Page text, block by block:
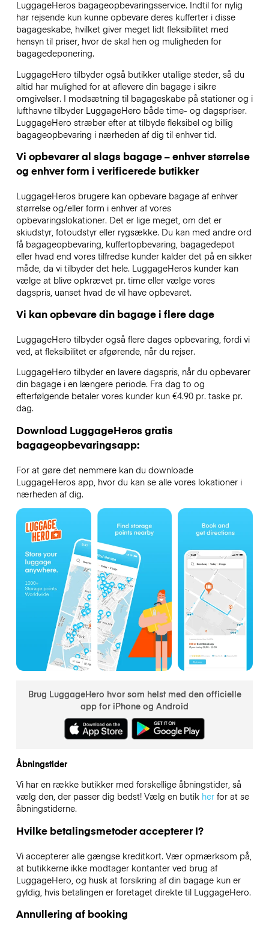
LuggageHeros bagageopbevaringsservice. Indtil for nylig
har rejsende kun kunne opbevare deres kufferter i disse
bagageskabe, hvilket giver meget lidt fleksibilitet med
hensyn til priser, hvor de skal hen og muligheden for
bagagedeponering.
LuggageHero tilbyder også butikker utallige steder, så du
altid har mulighed for at aflevere din bagage i sikre
omgivelser. I modsætning til bagageskabe på stationer og i
lufthavne tilbyder LuggageHero både time- og dagspriser.
LuggageHero stræber efter at tilbyde fleksibel og billig
bagageopbevaring i nærheden af dig til enhver tid.
Vi opbevarer al slags bagage – enhver størrelse
og enhver form i verificerede butikker
LuggageHeros brugere kan opbevare bagage af enhver
størrelse og/eller form i enhver af vores
opbevaringslokationer. Det er lige meget, om det er
skiudstyr, fotoudstyr eller rygsække. Du kan med andre ord
få bagageopbevaring, kuffertopbevaring, bagagedepot
eller hvad end vores tilfredse kunder kalder det på en sikker
måde, da vi tilbyder det hele. LuggageHeros kunder kan
vælge at blive opkrævet pr. time eller vælge vores
dagspris, uanset hvad de vil have opbevaret.
Vi kan opbevare din bagage i flere dage
LuggageHero tilbyder også flere dages opbevaring, fordi vi
ved, at fleksibilitet er afgørende, når du rejser.
LuggageHero tilbyder en lavere dagspris, når du opbevarer
din bagage i en længere periode. Fra dag to og
efterfølgende betaler vores kunder kun €4.90 pr. taske pr.
dag.
Download LuggageHeros gratis
bagageopbevaringsapp:
For at gøre det nemmere kan du downloade
LuggageHeros app, hvor du kan se alle vores lokationer i
nærheden af dig.
Brug LuggageHero hvor som helst med den officielle
app for iPhone og Android
Åbningstider
Vi har en række butikker med forskellige åbningstider, så
vælg den, der passer dig bedst! Vælg en butik herfor at se
åbningstiderne.
Hvilke betalingsmetoder accepterer I?
Vi accepterer alle gængse kreditkort. Vær opmærksom på,
at butikkerne ikke modtager kontanter ved brug af
LuggageHero, og husk at forsikring af din bagage kun er
gyldig, hvis betalingen er foretaget direkte til LuggageHero.
Annullering af booking